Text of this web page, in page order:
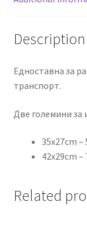
Description
Едноставна за
транспорт.
Две големини за
35x27cm –
42x29cm –
Related